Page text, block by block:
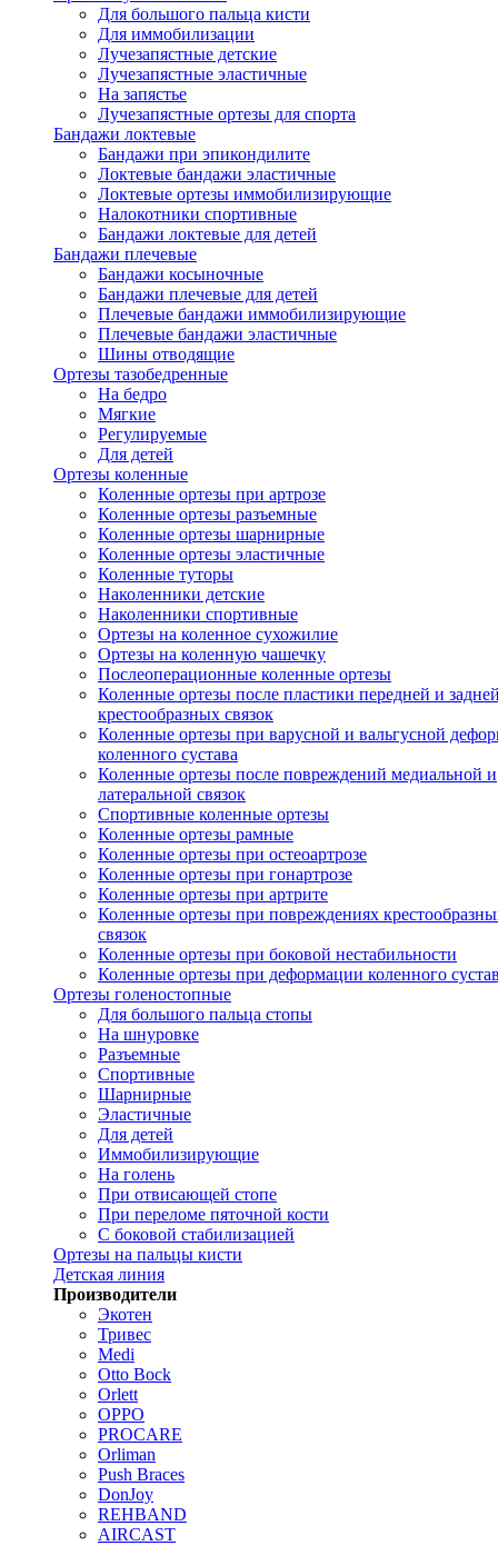
Для большого пальца кисти
Для иммобилизации
Лучезапястные детские
Лучезапястные эластичные
На запястье
Лучезапястные ортезы для спорта
Бандажи локтевые
Бандажи при эпикондилите
Локтевые бандажи эластичные
Локтевые ортезы иммобилизирующие
Налокотники спортивные
Бандажи локтевые для детей
Бандажи плечевые
Бандажи косыночные
Бандажи плечевые для детей
Плечевые бандажи иммобилизирующие
Плечевые бандажи эластичные
Шины отводящие
Ортезы тазобедренные
На бедро
Мягкие
Регулируемые
Для детей
Ортезы коленные
Коленные ортезы при артрозе
Коленные ортезы разъемные
Коленные ортезы шарнирные
Коленные ортезы эластичные
Коленные туторы
Наколенники детские
Наколенники спортивные
Ортезы на коленное сухожилие
Ортезы на коленную чашечку
Послеоперационные коленные ортезы
Коленные ортезы после пластики передней и
крестообразных связок
Коленные ортезы при варусной и вальгусной
коленного сустава
Коленные ортезы после повреждений медиальной и
латеральной связок
Спортивные коленные ортезы
Коленные ортезы рамные
Коленные ортезы при остеоартрозе
Коленные ортезы при гонартрозе
Коленные ортезы при артрите
Коленные ортезы при повреждениях
связок
Коленные ортезы при боковой нестабильности
Коленные ортезы при деформации коленного
Ортезы голеностопные
Для большого пальца стопы
На шнуровке
Разъемные
Спортивные
Шарнирные
Эластичные
Для детей
Иммобилизирующие
На голень
При отвисающей стопе
При переломе пяточной кости
С боковой стабилизацией
Ортезы на пальцы кисти
Детская линия
Производители
Экотен
Тривес
Medi
Otto Bock
Orlett
OPPO
PROCARE
Orliman
Push Braces
DonJoy
REHBAND
AIRCAST